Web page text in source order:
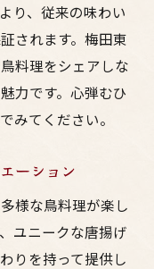
り、従来の味わい
されます。梅田東
料理をシェアしな
力です。心弾むひ
みてください。
ーション
様な鳥料理が楽し
ユニークな唐揚げ
りを持って提供し